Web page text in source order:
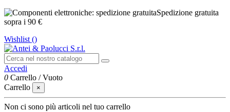
Spedizione gratuita
sopra i 90 €
Wishlist ()
Accedi
0 Carrello /Vuoto
Carrello
×
Non ci sono più articoli nel tuo carrello